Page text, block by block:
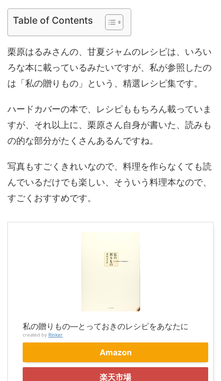
Table of Contents
栗原はるみさんの、甘夏ジャムのレシピは、いろい
ろな本に載っているみたいですが、私が参照したの
は「私の贈りもの」という、精選レシピ集です。
ハードカバーの本で、レシピももちろん載っていま
すが、それ以上に、栗原さん自身が書いた、読みも
の的な部分がたくさんあるんですね。
写真もすごくきれいなので、料理を作らなくても読
んでいるだけでも楽しい、そういう料理本なので、
すごくおすすめです。
私の贈りもの―とっておきのレシピをあなたに
created by Rinker
Amazon
楽天市場